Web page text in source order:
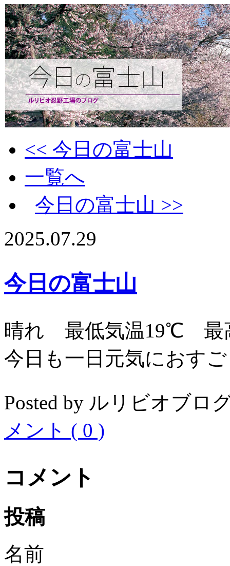
<< 今日の富士山
一覧へ
今日の富士山 >>
2025.07.29
今日の富士山
晴れ 最低気温19℃ 最
今日も一日元気におす
Posted by ルリビオブロ
メント ( 0 )
コメント
投稿
名前